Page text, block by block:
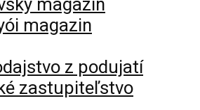
magazín
magazin
z podujatí
zastupiteľstvo